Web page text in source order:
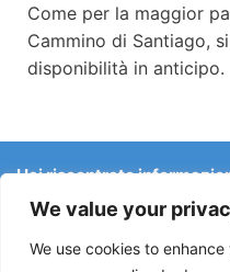
We value your
We use cookies to
Come per la maggior
Cammino di Santiago,
disponibilità in anticipo.
Hai riscontrato
Le segnalazioni su
lavori stradali o altri